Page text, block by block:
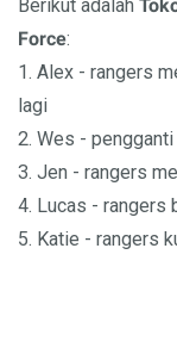
Berikut adalah
Force:
1. Alex - rangers
lagi
2. Wes -
3. Jen - rangers
4. Lucas - rangers
5. Katie - rangers